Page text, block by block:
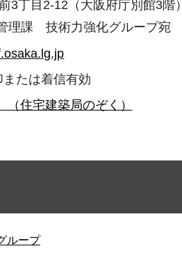
丁目2-12（大阪府庁別館3階）
課 技術力強化グループ宛
たは着信有効
住宅建築局のぞく）
ループ